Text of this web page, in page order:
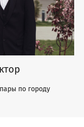
по городу